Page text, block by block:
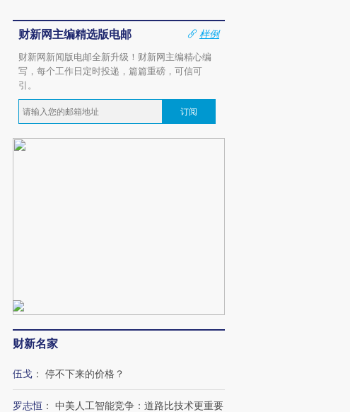
财新网主编精选版电邮
样例
财新网新闻版电邮全新升级！财新网主编精心编
写，每个工作日定时投递，篇篇重磅，可信可
引。
订阅
财新名家
伍戈 ： 停不下来的价格？
罗志恒 ： 中美人工智能竞争：道路比技术更重要